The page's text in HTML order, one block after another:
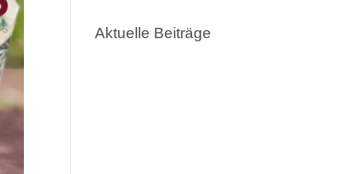
Aktuelle Beiträge